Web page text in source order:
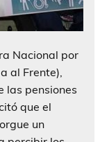
Nacional por
al Frente),
las pensiones
que el
un